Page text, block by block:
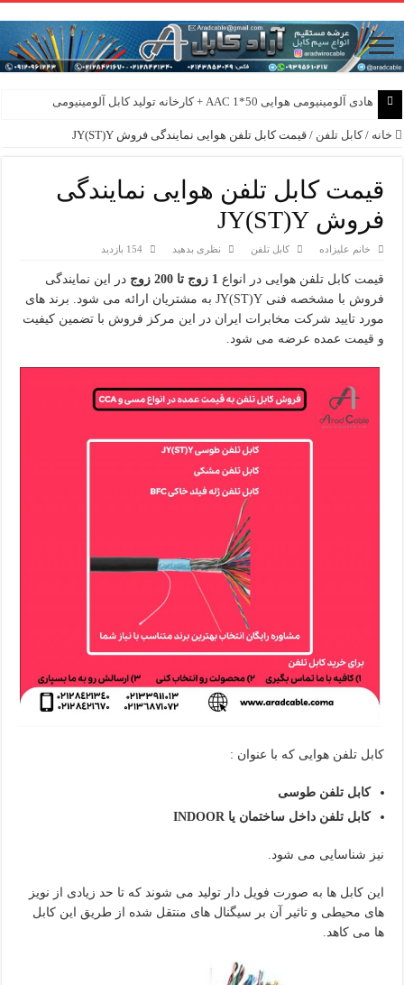
هادی آلومینیومی هوایی 50*1 AAC + کارخانه تولید کابل آلومینیومی
هادی هوایی آلومینیومی AAC و AAAC و ACSR + کارخانه ماهان کابل امیر
خانه / کابل تلفن / قیمت کابل تلفن هوایی نمایندگی فروش JY(ST)Y
قیمت کابل تلفن هوایی نمایندگی
فروش JY(ST)Y
خانم علیزاده کابل تلفن نظری بدهید 154 بازدید
قیمت کابل تلفن هوایی در انواع1 زوج تا 200 زوج
در این نمایندگی
فروش با مشخصه فنی JY(ST)Y به مشتریان ارائه می شود. برند های
مورد تایید شرکت مخابرات ایران در این مرکز فروش با تضمین کیفیت
و قیمت عمده عرضه می شود.
کابل تلفن هوایی که با عنوان :
کابل تلفن طوسی
کابل تلفن داخل ساختمان یا INDOOR
نیز شناسایی می شود.
این کابل ها به صورت فویل دار تولید می شوند که تا حد زیادی از نویز
های محیطی و تاثیر آن بر سیگنال های منتقل شده از طریق این کابل
ها می کاهد.